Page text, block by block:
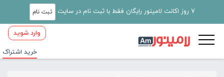
7 روز اکانت لامینور رایگان فقط با ثبت نام در سایت ثبت نام
وارد شوید
خرید اشتراک